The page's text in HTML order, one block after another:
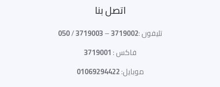
اتصل بنا
تليفون :3719002
–
3719003
/
050
فاكس :3719001
موبايل:01069294422